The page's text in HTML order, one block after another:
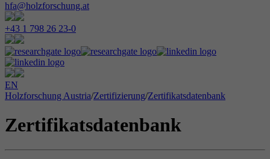
hfa@holzforschung.at
+43 1 798 26 23-0
EN
Holzforschung Austria/Zertifizierung/Zertifikatsdatenbank
Zertifikatsdatenbank